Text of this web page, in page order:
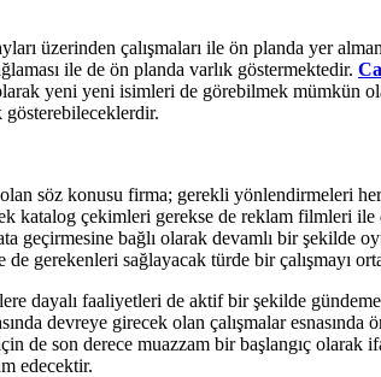
üzerinden çalışmaları ile ön planda yer
ile de ön planda varlık göstermektedir.
yeni yeni isimleri de görebilmek mümkün
söz konusu firma; gerekli yönlendirmeleri
katalog çekimleri gerekse de reklam filmleri ile
geçirmesine bağlı olarak devamlı bir şekilde
gerekenleri sağlayacak türde bir çalışmayı
dayalı faaliyetleri de aktif bir şekilde
devreye girecek olan çalışmalar
son derece muazzam bir başlangıç olarak
edecektir.